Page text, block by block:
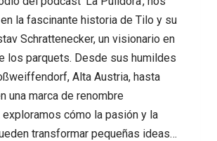
la fascinante historia de Tilo y su
Schrattenecker, un visionario en
los parquets. Desde sus humildes
Alta Austria, hasta
una marca de renombre
exploramos cómo la pasión y la
transformar pequeñas ideas…